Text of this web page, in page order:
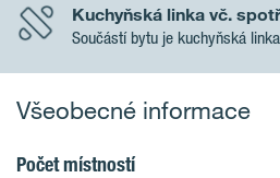
Kuchyňská linka vč.
Součástí bytu je kuchyňská
Všeobecné informace
Počet místností